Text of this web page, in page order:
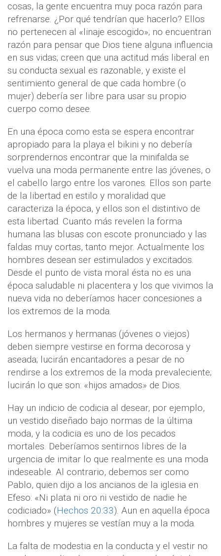
cosas, la gente encuentra muy poca razón para
refrenarse. ¿Por qué tendrían que hacerlo? Ellos
no pertenecen al «linaje escogido»; no encuentran
razón para pensar que Dios tiene alguna influencia
en sus vidas; creen que una actitud más liberal en
su conducta sexual es razonable, y existe el
sentimiento general de que cada hombre (o
mujer) debería ser libre para usar su propio
cuerpo como desee.
En una época como esta se espera encontrar
apropiado para la playa el bikini y no debería
sorprendernos encontrar que la minifalda se
vuelva una moda permanente entre las jóvenes, o
el cabello largo entre los varones. Ellos son parte
de la libertad en estilo y moralidad que
caracteriza la época, y ellos son el distintivo de
esta libertad. Cuanto más revelen la forma
humana las blusas con escote pronunciado y las
faldas muy cortas, tanto mejor. Actualmente los
hombres desean ser estimulados y excitados.
Desde el punto de vista moral ésta no es una
época saludable ni placentera y los que vivimos la
nueva vida no deberíamos hacer concesiones a
los extremos de la moda.
Los hermanos y hermanas (jóvenes o viejos)
deben siempre vestirse en forma decorosa y
aseada; lucirán encantadores a pesar de no
rendirse a los extremos de la moda prevaleciente;
lucirán lo que son: «hijos amados» de Dios.
Hay un indicio de codicia al desear, por ejemplo,
un vestido diseñado bajo normas de la última
moda, y la codicia es uno de los pecados
mortales. Deberíamos sentirnos libres de la
urgencia de imitar lo que realmente es una moda
indeseable. Al contrario, debemos ser como
Pablo, quien dijo a los ancianos de la iglesia en
Efeso: «Ni plata ni oro ni vestido de nadie he
codiciado» (Hechos 20:33). Aun en aquella época
hombres y mujeres se vestían muy a la moda.
La falta de modestia en la conducta y el vestir no